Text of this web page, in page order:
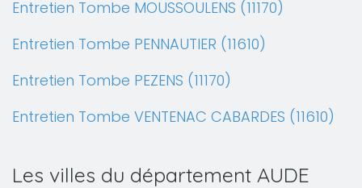
Entretien Tombe MOUSSOULENS (11170)
Entretien Tombe PENNAUTIER (11610)
Entretien Tombe PEZENS (11170)
Entretien Tombe VENTENAC CABARDES (11610)
Les villes du département AUDE